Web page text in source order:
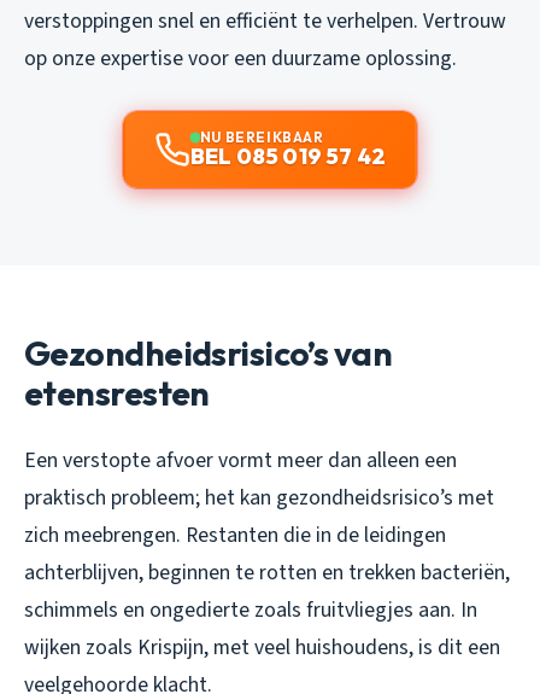
verstoppingen snel en efficiënt te verhelpen. Vertrouw
op onze expertise voor een duurzame oplossing.
NU BEREIKBAAR
BEL 085 019 57 42
Gezondheidsrisico’s van
etensresten
Een verstopte afvoer vormt meer dan alleen een
praktisch probleem; het kan gezondheidsrisico’s met
zich meebrengen. Restanten die in de leidingen
achterblijven, beginnen te rotten en trekken bacteriën,
schimmels en ongedierte zoals fruitvliegjes aan. In
wijken zoals Krispijn, met veel huishoudens, is dit een
veelgehoorde klacht.